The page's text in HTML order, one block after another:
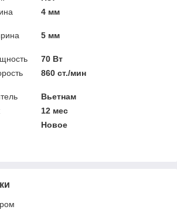
4 мм
5 мм
70 Вт
860 ст./мин
Вьетнам
12 мес
Новое